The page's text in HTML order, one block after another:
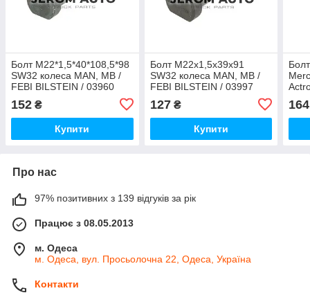
Болт М22*1,5*40*108,5*98
SW32 колеса MAN, MB /
FEBI BILSTEIN / 03960
152 ₴
Купити
Болт М22x1,5x39x91
SW32 колеса MAN, MB /
FEBI BILSTEIN / 03997
127₴
Купити
164
Про нас
97% позитивних з 139 відгуків за рік
Працює з 08.05.2013
м. Одеса
м. Одеса, вул. Просьолочна 22, Одеса, Україна
Контакти